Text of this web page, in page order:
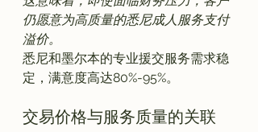
仍愿意为高质量的悉尼成人服务支付
溢价。
悉尼和墨尔本的专业援交服务需求稳
交易价格与服务质量的关联